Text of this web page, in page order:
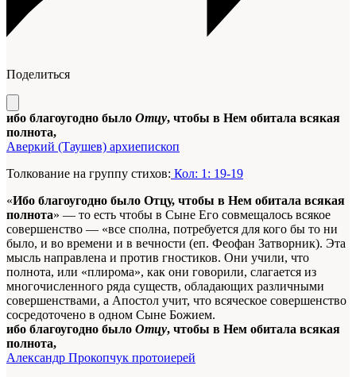
Поделиться
ибо благоугодно было Отцу, чтобы в Нем обитала всякая
полнота,
Аверкий (Таушев) архиепископ
Толкование на группу стихов: Кол: 1: 19-19
«Ибо благоугодно было Отцу, чтобы в Нем обитала всякая
полнота» — то есть чтобы в Сыне Его совмещалось всякое
совершенство — «все сполна, потребуется для кого бы то ни
было, и во времени и в вечности (еп. Феофан Затворник). Эта
мысль направлена и против гностиков. Они учили, что
полнота, или «плирома», как они говорили, слагается из
многочисленного ряда существ, обладающих различными
совершенствами, а Апостол учит, что всяческое совершенство
сосредоточено в одном Сыне Божием.
ибо благоугодно было Отцу, чтобы в Нем обитала всякая
полнота,
Александр Прокопчук протоиерей